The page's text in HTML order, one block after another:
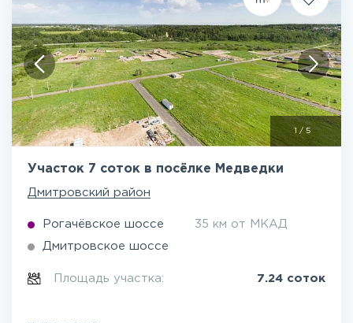
/ 5
Участок 7 соток в посёлке Медведки
Дмитровский район
Рогачёвское шоссе 35 км от МКАД
Дмитровское шоссе
Площадь участка: 7.24 соток